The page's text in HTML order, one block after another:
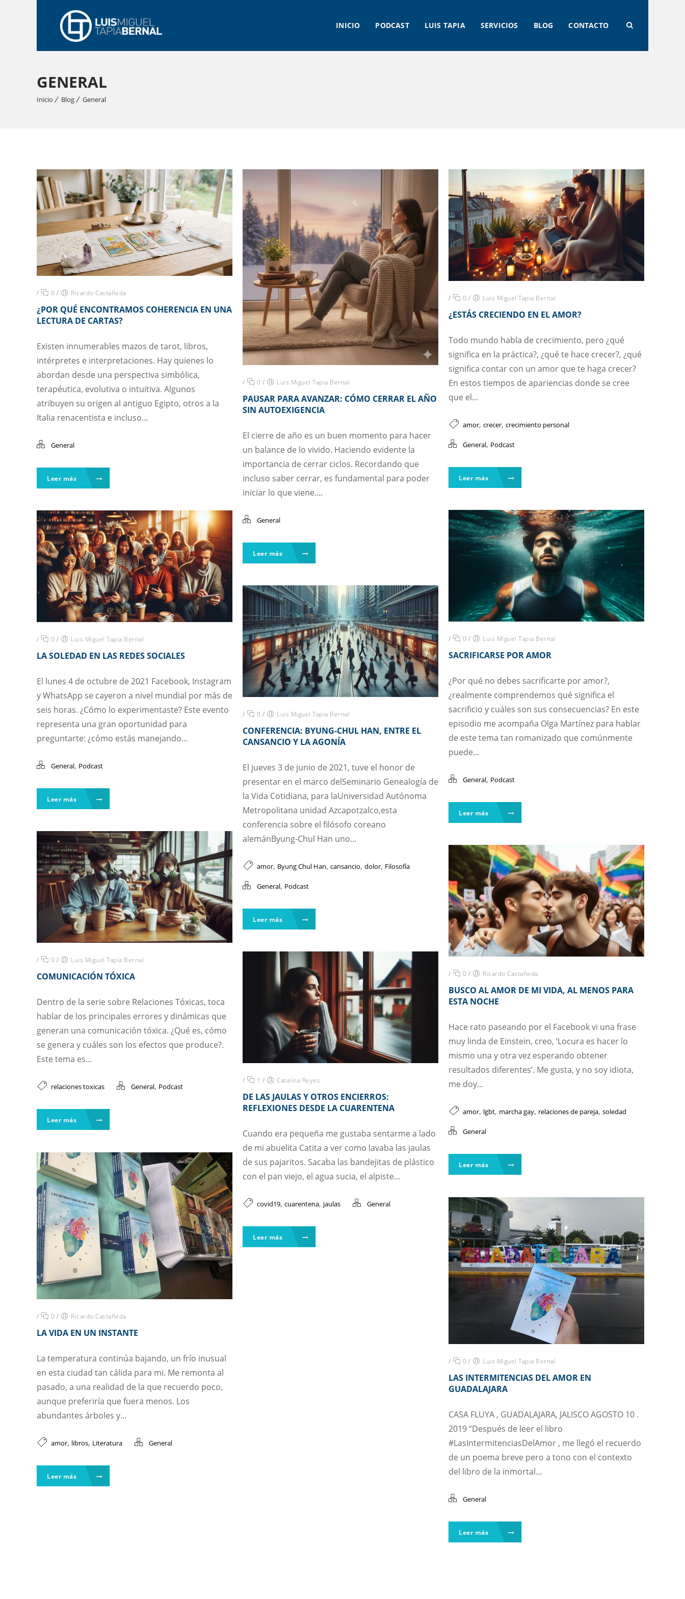
INICIO PODCAST LUIS TAPIA SERVICIOS BLOG CONTACTO
GENERAL
Inicio Blog General
/ 0 / Ricardo Castañeda
¿POR QUÉ ENCONTRAMOS COHERENCIA EN UNA
LECTURA DE CARTAS?
Existen innumerables mazos de tarot, libros,
intérpretes e interpretaciones. Hay quienes lo
abordan desde una perspectiva simbólica,
terapéutica, evolutiva o intuitiva. Algunos
atribuyen su origen al antiguo Egipto, otros a la
Italia renacentista e incluso...
General
Leer más
/ 0 / Luis Miguel Tapia Bernal
PAUSAR PARA AVANZAR: CÓMO CERRAR EL AÑO
SIN AUTOEXIGENCIA
El cierre de año es un buen momento para hacer
un balance de lo vivido. Haciendo evidente la
importancia de cerrar ciclos. Recordando que
incluso saber cerrar, es fundamental para poder
iniciar lo que viene....
General
Leer más
/ 0 / Luis Miguel Tapia Bernal
¿ESTÁS CRECIENDO EN EL AMOR?
Todo mundo habla de crecimiento, pero ¿qué
significa en la práctica?, ¿qué te hace crecer?, ¿qué
significa contar con un amor que te haga crecer?
En estos tiempos de apariencias donde se cree
que el...
amor, crecer, crecimiento personal
General, Podcast
Leer más
/ 0 / Luis Miguel Tapia Bernal
SACRIFICARSE POR AMOR
¿Por qué no debes sacrificarte por amor?,
¿realmente comprendemos qué significa el
sacrificio y cuáles son sus consecuencias? En este
episodio me acompaña Olga Martínez para hablar
de este tema tan romanizado que comúnmente
puede...
General, Podcast
Leer más
/ 0 / Luis Miguel Tapia Bernal
LA SOLEDAD EN LAS REDES SOCIALES
El lunes 4 de octubre de 2021 Facebook, Instagram
y WhatsApp se cayeron a nivel mundial por más de
seis horas. ¿Cómo lo experimentaste? Este evento
representa una gran oportunidad para
preguntarte: ¿cómo estás manejando...
General, Podcast
Leer más
/ 0 / Luis Miguel Tapia Bernal
CONFERENCIA: BYUNG-CHUL HAN, ENTRE EL
CANSANCIO Y LA AGONÍA
El jueves 3 de junio de 2021, tuve el honor de
presentar en el marco delSeminario Genealogía de
la Vida Cotidiana, para laUniversidad Autónoma
Metropolitana unidad Azcapotzalco,esta
conferencia sobre el filósofo coreano
alemánByung-Chul Han uno...
amor, Byung Chul Han, cansancio, dolor, Filosofía
General, Podcast
Leer más
/ 0 / Luis Miguel Tapia Bernal
COMUNICACIÓN TÓXICA
Dentro de la serie sobre Relaciones Tóxicas, toca
hablar de los principales errores y dinámicas que
generan una comunicación tóxica. ¿Qué es, cómo
se genera y cuáles son los efectos que produce?.
Este tema es...
relaciones toxicas General, Podcast
Leer más
/ 0 / Ricardo Castañeda
BUSCO AL AMOR DE MI VIDA, AL MENOS PARA
ESTA NOCHE
Hace rato paseando por el Facebook vi una frase
muy linda de Einstein, creo, ‘Locura es hacer lo
mismo una y otra vez esperando obtener
resultados diferentes’. Me gusta, y no soy idiota,
me doy...
amor, lgbt, marcha gay, relaciones de pareja, soledad
General
Leer más
/ 1 / Catalina Reyes
DE LAS JAULAS Y OTROS ENCIERROS:
REFLEXIONES DESDE LA CUARENTENA
Cuando era pequeña me gustaba sentarme a lado
de mi abuelita Catita a ver como lavaba las jaulas
de sus pajaritos. Sacaba las bandejitas de plástico
con el pan viejo, el agua sucia, el alpiste...
covid19, cuarentena, jaulas General
Leer más
/ 0 / Ricardo Castañeda
LA VIDA EN UN INSTANTE
La temperatura continúa bajando, un frío inusual
en esta ciudad tan cálida para mi. Me remonta al
pasado, a una realidad de la que recuerdo poco,
aunque preferiría que fuera menos. Los
abundantes árboles y...
amor, libros, Literatura General
Leer más
/ 0 / Luis Miguel Tapia Bernal
LAS INTERMITENCIAS DEL AMOR EN
GUADALAJARA
CASA FLUYA , GUADALAJARA, JALISCO AGOSTO 10 .
2019 “Después de leer el libro
#LasIntermitenciasDelAmor , me llegó el recuerdo
de un poema breve pero a tono con el contexto
del libro de la inmortal...
General
Leer más